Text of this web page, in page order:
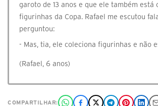
garoto de 13 anos e que ele também está
figurinhas da Copa. Rafael me escutou
perguntou:
- Mas, tia, ele coleciona figurinhas e não
(Rafael, 6 anos)
COMPARTILHAR: